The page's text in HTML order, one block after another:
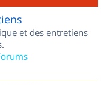
et des entretiens